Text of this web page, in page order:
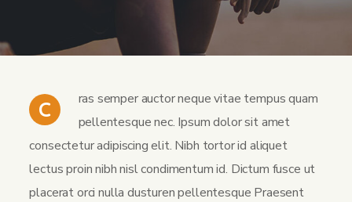
C
ras semper auctor neque vitae tempus quam
pellentesque nec. Ipsum dolor sit amet
consectetur adipiscing elit. Nibh tortor id aliquet
lectus proin nibh nisl condimentum id. Dictum fusce ut
placerat orci nulla dusturen pellentesque Praesent